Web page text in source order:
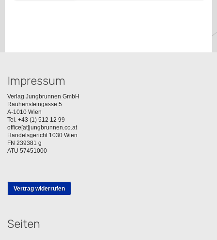
Impressum
Verlag Jungbrunnen GmbH
Rauhensteingasse 5
A-1010 Wien
Tel. +43 (1) 512 12 99
office[at]jungbrunnen.co.at
Handelsgericht 1030 Wien
FN 239381 g
ATU 57451000
Vertrag widerrufen
Seiten